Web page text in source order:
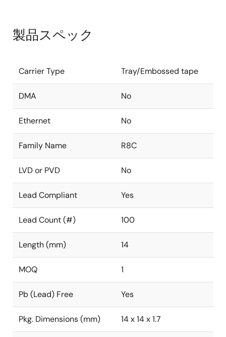
製品スペック
Carrier Type Tray/Embossed tape
DMA No
Ethernet No
Family Name R8C
LVD or PVD No
Lead Compliant Yes
Lead Count (#) 100
Length (mm) 14
MOQ 1
Pb (Lead) Free Yes
Pkg. Dimensions (mm) 14 x 14 x 1.7